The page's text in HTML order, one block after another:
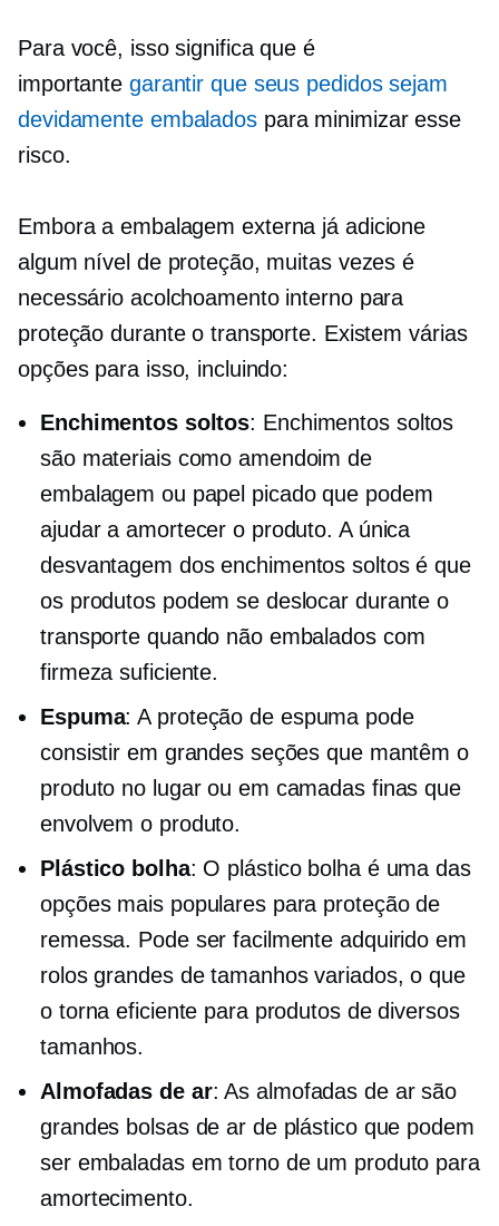
Para você, isso significa que é
importante garantir que seus pedidos sejam
devidamente embaladospara minimizar esse
risco.
Embora a embalagem externa já adicione
algum nível de proteção, muitas vezes é
necessário acolchoamento interno para
proteção durante o transporte. Existem várias
opções para isso, incluindo:
Enchimentos soltos: Enchimentos soltos
são materiais como amendoim de
embalagem ou papel picado que podem
ajudar a amortecer o produto. A única
desvantagem dos enchimentos soltos é que
os produtos podem se deslocar durante o
transporte quando não embalados com
firmeza suficiente.
Espuma: A proteção de espuma pode
consistir em grandes seções que mantêm o
produto no lugar ou em camadas finas que
envolvem o produto.
Plástico bolha: O plástico bolha é uma das
opções mais populares para proteção de
remessa. Pode ser facilmente adquirido em
rolos grandes de tamanhos variados, o que
o torna eficiente para produtos de diversos
tamanhos.
Almofadas de ar: As almofadas de ar são
grandes bolsas de ar de plástico que podem
ser embaladas em torno de um produto para
amortecimento.